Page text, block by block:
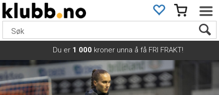
Du er 1 000 kroner unna å få FRI FRAKT!